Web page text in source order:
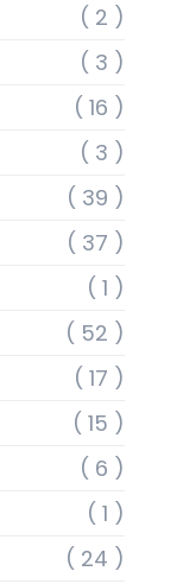
( 2 )
( 3 )
( 16 )
( 3 )
( 39 )
( 37 )
( 1 )
( 52 )
( 17 )
( 15 )
( 6 )
( 1 )
( 24 )